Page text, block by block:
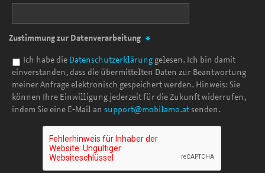
Zustimmung zur Datenverarbeitung *
Ich habe die Datenschutzerklärung gelesen. Ich bin damit
einverstanden, dass die übermittelten Daten zur Beantwortung
meiner Anfrage elektronisch gespeichert werden. Hinweis: Sie
können Ihre Einwilligung jederzeit für die Zukunft widerrufen,
indem Sie eine E-Mail an support@mobilamo.at senden.